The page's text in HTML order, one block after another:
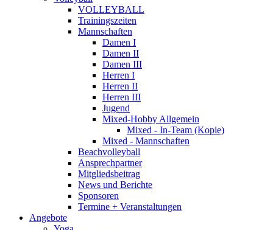
VOLLEYBALL
Trainingszeiten
Mannschaften
Damen I
Damen II
Damen III
Herren I
Herren II
Herren III
Jugend
Mixed-Hobby Allgemein
Mixed - In-Team (Kopie)
Mixed - Mannschaften
Beachvolleyball
Ansprechpartner
Mitgliedsbeitrag
News und Berichte
Sponsoren
Termine + Veranstaltungen
Angebote